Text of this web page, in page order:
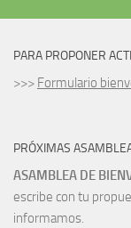
PARA PROPONER
>>> Formulario
PRÓXIMAS
ASAMBLEA DE
escribe con tu
informamos.